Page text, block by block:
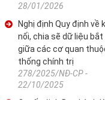
28/01/2026
Nghị định Quy định về
nối, chia sẽ dữ liệu bắt
giữa các cơ quan
thống chính trị
278/2025/NĐ-CP -
22/10/2025
Quyết định Ban hành